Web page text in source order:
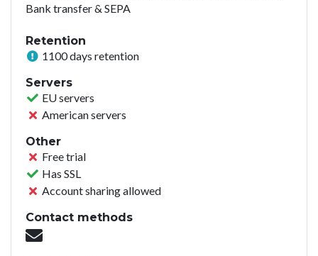
Bank transfer & SEPA
Retention
1100 days retention
Servers
EU servers
American servers
Other
Free trial
Has SSL
Account sharing allowed
Contact methods